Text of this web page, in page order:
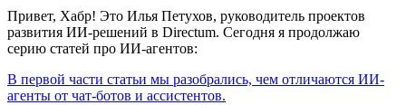
Привет, Хабр! Это Илья Петухов, руководитель проектов
развития ИИ-решений в Directum. Сегодня я продолжаю
серию статей про ИИ-агентов:
В первой части статьи мы разобрались, чем отличаются ИИ-
агенты от чат-ботов и ассистентов.